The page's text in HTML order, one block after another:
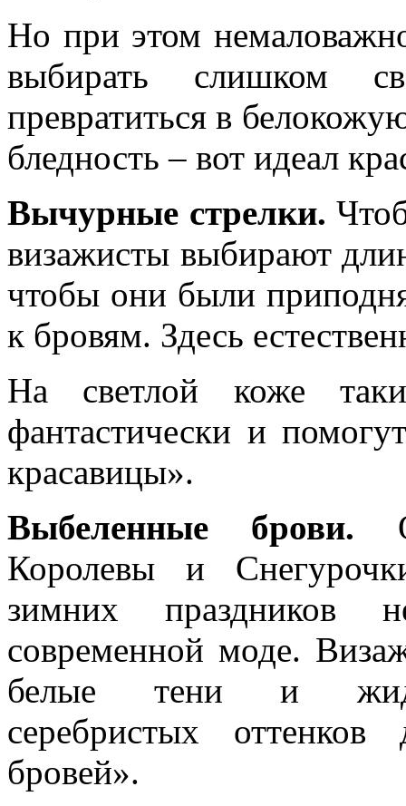
Но при этом
выбирать слишком
превратиться в
бледность – вот идеал
Вычурные стрелки.
визажисты выбирают
чтобы они были
к бровям. Здесь
На светлой коже
фантастически и
красавицы».
Выбеленные брови.
Королевы и
зимних праздников
современной моде.
белые тени и
серебристых
бровей».